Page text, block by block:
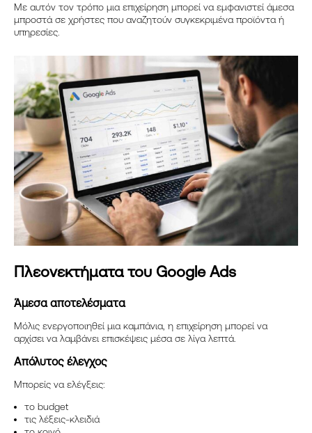
Με αυτόν τον τρόπο μια επιχείρηση μπορεί να εμφανιστεί άμεσα
μπροστά σε χρήστες που αναζητούν συγκεκριμένα προϊόντα ή
υπηρεσίες.
Πλεονεκτήματα του Google Ads
Άμεσα αποτελέσματα
Μόλις ενεργοποιηθεί μια καμπάνια, η επιχείρηση μπορεί να
αρχίσει να λαμβάνει επισκέψεις μέσα σε λίγα λεπτά.
Απόλυτος έλεγχος
Μπορείς να ελέγξεις:
το budget
τις λέξεις-κλειδιά